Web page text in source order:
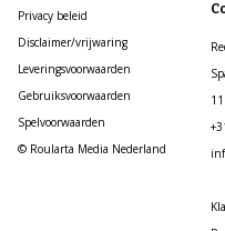
Privacy beleid
Disclaimer/vrijwaring
Leveringsvoorwaarden
Gebruiksvoorwaarden
Spelvoorwaarden
© Roularta Media Nederland